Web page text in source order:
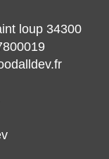
loup 34300